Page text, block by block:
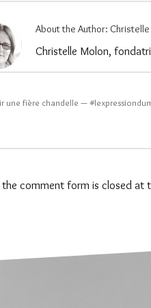
About the Author:
Christelle Molon,
une fière chandelle —
the comment form is closed at